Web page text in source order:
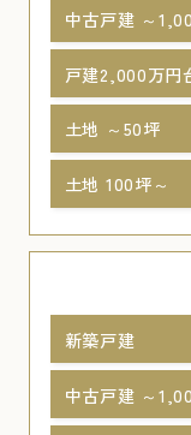
中古戸建 ～
戸建2,000万円
土地 ～50坪
土地 100坪～
新築戸建
中古戸建 ～